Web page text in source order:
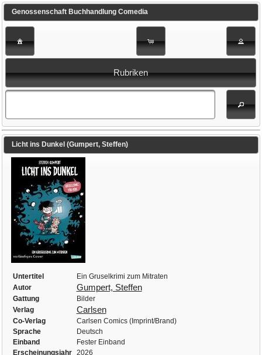
Genossenschaft Buchhandlung Comedia
Rubriken
Licht ins Dunkel (Gumpert, Steffen)
Untertitel
Ein Gruselkrimi zum Mitraten
Autor
Gumpert, Steffen
Gattung
Bilder
Verlag
Carlsen
Co-Verlag
Carlsen Comics (Imprint/Brand)
Sprache
Deutsch
Einband
Fester Einband
Erscheinungsjahr
2026